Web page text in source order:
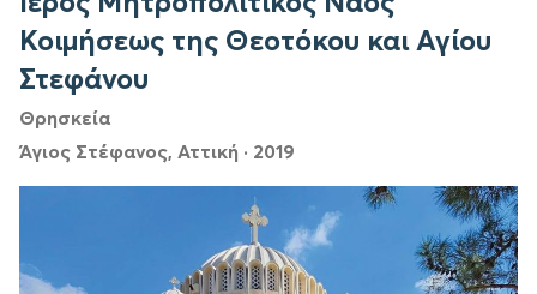
Κοιμήσεως της Θεοτόκου και Αγίου
Στεφάνου
Θρησκεία
Άγιος Στέφανος, Αττική · 2019